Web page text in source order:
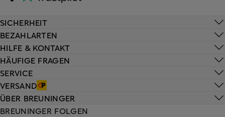
HILFE & KONTAKT
HÄUFIGE FRAGEN
SERVICE
VERSAND
SICHERHEIT
BEZAHLARTEN
ÜBER BREUNINGER
BREUNINGER FOLGEN